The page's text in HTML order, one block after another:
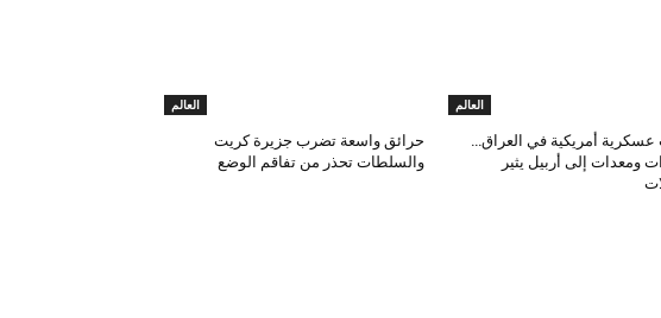
العالم
عسكرية أمريكية في العراق…
ومعدات إلى أربيل يثير
العالم
حرائق واسعة تضرب جزيرة كريت
والسلطات تحذر من تفاقم الوضع